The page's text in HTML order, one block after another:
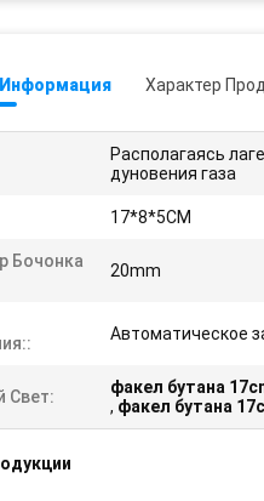
Характер
Располагаясь
дуновения газа
17*8*5CM
Бочонка
20mm
Автоматическое
Свет: факел бутана
, факел бутана